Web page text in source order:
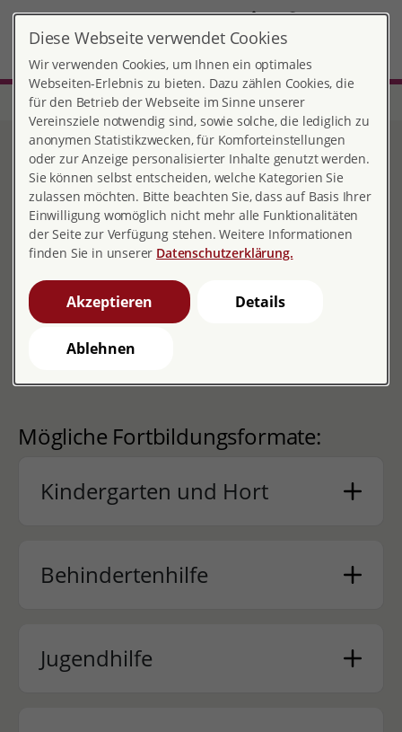
DE
Start Hessen Beratungsstelle Kassel Fortbildungsangebot
Fortbildungsangebot
Fortbildungsangebot
Wir bieten zu den unterschiedlichsten Themenfeldern
im Kontext von Liebe, Partnerschaft und Sexualität
Workshops, Informationsabenden und Fortbildungen
an. Sollte Sie an einer Veranstaltung interessiert sein,
Mögliche Fortbildungsformate:
Kindergarten und Hort
Behindertenhilfe
Jugendhilfe
Diese Webseite verwendet Cookies
Wir verwenden Cookies, um Ihnen ein optimales
Webseiten-Erlebnis zu bieten. Dazu zählen Cookies, die
für den Betrieb der Webseite im Sinne unserer
Vereinsziele notwendig sind, sowie solche, die lediglich zu
anonymen Statistikzwecken, für Komforteinstellungen
oder zur Anzeige personalisierter Inhalte genutzt werden.
Sie können selbst entscheiden, welche Kategorien Sie
zulassen möchten. Bitte beachten Sie, dass auf Basis Ihrer
Einwilligung womöglich nicht mehr alle Funktionalitäten
der Seite zur Verfügung stehen. Weitere Informationen
finden Sie in unserer Datenschutzerklärung.
Akzeptieren Details
Ablehnen